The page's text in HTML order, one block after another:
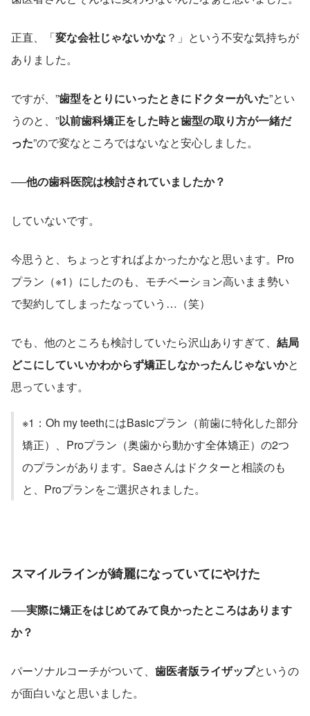
正直、「変な会社じゃないかな？」という不安な気持ちが
ありました。
ですが、”歯型をとりにいったときにドクターがいた”とい
うのと、”以前歯科矯正をした時と歯型の取り方が一緒だ
った”ので変なところではないなと安心しました。
──他の歯科医院は検討されていましたか？
していないです。
今思うと、ちょっとすればよかったかなと思います。Pro
プラン（※1）にしたのも、モチベーション高いまま勢い
で契約してしまったなっていう…（笑）
でも、他のところも検討していたら沢山ありすぎて、 結局
どこにしていいかわからず矯正しなかったんじゃないかと
思っています。
※1：Oh my teethにはBasicプラン（前歯に特化した部分
矯正）、Proプラン（奥歯から動かす全体矯正）の2つ
のプランがあります。Saeさんはドクターと相談のも
と、Proプランをご選択されました。
スマイルラインが綺麗になっていてにやけた
──実際に矯正をはじめてみて良かったところはあります
か？
パーソナルコーチがついて、 歯医者版ライザップというの
が面白いなと思いました。